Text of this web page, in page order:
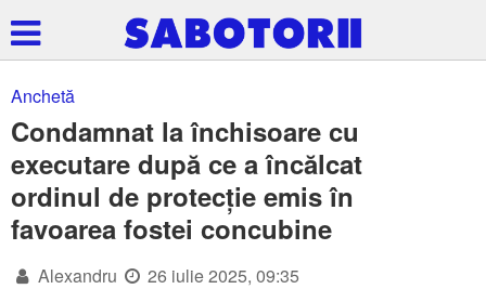
Anchetă
Condamnat la închisoare cu
executare după ce a încălcat
ordinul de protecție emis în
favoarea fostei concubine
Alexandru 26 iulie 2025, 09:35